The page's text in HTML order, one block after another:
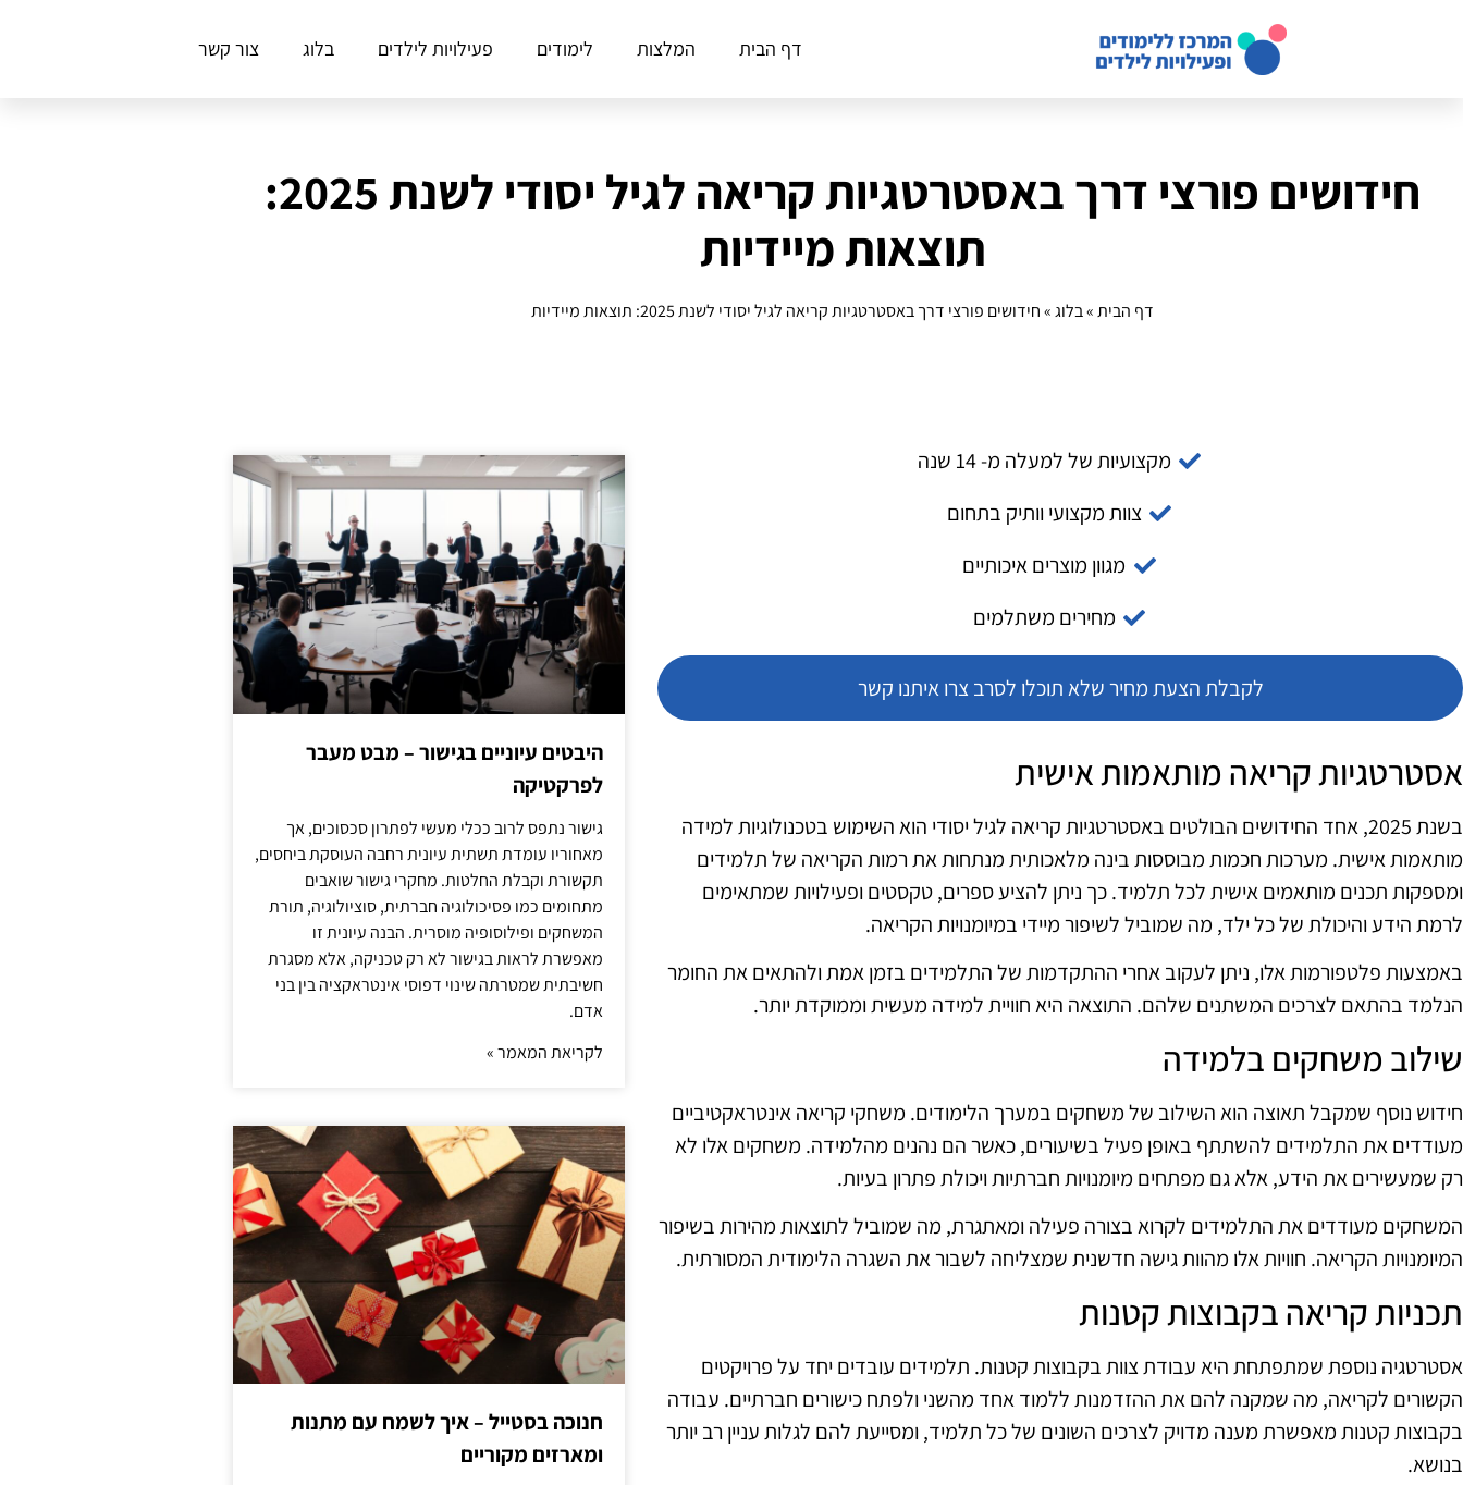
דף הבית המלצות לימודים פעילויות לילדים בלוג צור קשר
חידושים פורצי דרך באסטרטגיות קריאה לגיל יסודי לשנת 2025:
תוצאות מיידיות
דף הבית»בלוג»חידושים פורצי דרך באסטרטגיות קריאה לגיל יסודי לשנת 2025: תוצאות מיידיות
מקצועיות של למעלה מ- 14 שנה
צוות מקצועי וותיק בתחום
מגוון מוצרים איכותיים
מחירים משתלמים
לקבלת הצעת מחיר שלא תוכלו לסרב צרו איתנו קשר
אסטרטגיות קריאה מותאמות אישית
בשנת 2025, אחד החידושים הבולטים באסטרטגיות קריאה לגיל יסודי הוא השימוש בטכנולוגיות למידה
מותאמות אישית. מערכות חכמות מבוססות בינה מלאכותית מנתחות את רמות הקריאה של תלמידים
ומספקות תכנים מותאמים אישית לכל תלמיד. כך ניתן להציע ספרים, טקסטים ופעילויות שמתאימים
לרמת הידע והיכולת של כל ילד, מה שמוביל לשיפור מיידי במיומנויות הקריאה.
באמצעות פלטפורמות אלו, ניתן לעקוב אחרי ההתקדמות של התלמידים בזמן אמת ולהתאים את החומר
הנלמד בהתאם לצרכים המשתנים שלהם. התוצאה היא חוויית למידה מעשית וממוקדת יותר.
שילוב משחקים בלמידה
חידוש נוסף שמקבל תאוצה הוא השילוב של משחקים במערך הלימודים. משחקי קריאה אינטראקטיביים
מעודדים את התלמידים להשתתף באופן פעיל בשיעורים, כאשר הם נהנים מהלמידה. משחקים אלו לא
רק שמעשירים את הידע, אלא גם מפתחים מיומנויות חברתיות ויכולת פתרון בעיות.
המשחקים מעודדים את התלמידים לקרוא בצורה פעילה ומאתגרת, מה שמוביל לתוצאות מהירות בשיפור
המיומנויות הקריאה. חוויות אלו מהוות גישה חדשנית שמצליחה לשבור את השגרה הלימודית המסורתית.
תכניות קריאה בקבוצות קטנות
אסטרטגיה נוספת שמתפתחת היא עבודת צוות בקבוצות קטנות. תלמידים עובדים יחד על פרויקטים
הקשורים לקריאה, מה שמקנה להם את ההזדמנות ללמוד אחד מהשני ולפתח כישורים חברתיים. עבודה
בקבוצות קטנות מאפשרת מענה מדויק לצרכים השונים של כל תלמיד, ומסייעת להם לגלות עניין רב יותר
בנושא.
היבטים עיוניים בגישור – מבט מעבר
לפרקטיקה
גישור נתפס לרוב ככלי מעשי לפתרון סכסוכים, אך
מאחוריו עומדת תשתית עיונית רחבה העוסקת ביחסים,
תקשורת וקבלת החלטות. מחקרי גישור שואבים
מתחומים כמו פסיכולוגיה חברתית, סוציולוגיה, תורת
המשחקים ופילוסופיה מוסרית. הבנה עיונית זו
מאפשרת לראות בגישור לא רק טכניקה, אלא מסגרת
חשיבתית שמטרתה שינוי דפוסי אינטראקציה בין בני
אדם.
לקריאת המאמר »
חנוכה בסטייל – איך לשמח עם מתנות
ומארזים מקוריים